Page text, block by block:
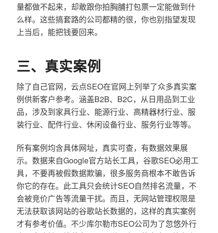
量都做不起来，却敢跟你拍胸脯打包票一定能做到什
么样。这些搞套路的公司都精的很，你也别指望发现
上当后，能把钱要回来。
三、真实案例
除了自己官网，云点SEO在官网上列举了众多真实案
例供新客户参考。涵盖B2B、B2C，从日用品到工业
品，涉及到家具行业、能源行业、高精器材行业、服
装行业、配件行业、休闲设备行业、服务行业等等。
所有案例均含具体网址，真实可查，有数据效果展
示。数据来自Google官方站长工具，谷歌SEO必用工
具，不要再被假数据欺骗，很多服务商根本不敢告诉
你它的存在。此工具只会统计SEO自然排名流量，不
会被竞价广告等流量干扰。而且，无网站管理权限是
无法获取该网站的谷歌站长数据的，这样的真实案例
才有参考价值。不少库尔勒市SEO公司为了忽悠外行